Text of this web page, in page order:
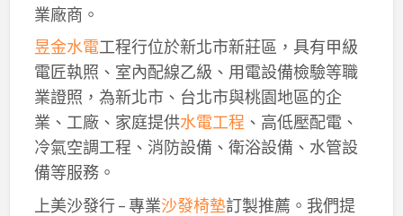
業廠商。
昱金水電工程行位於新北市新莊區，具有甲級
電匠執照、室內配線乙級、用電設備檢驗等職
業證照，為新北市、台北市與桃園地區的企
業、工廠、家庭提供水電工程 、高低壓配電、
冷氣空調工程、消防設備、衛浴設備、水管設
備等服務。
上美沙發行 – 專業沙發椅墊訂製推薦。我們提